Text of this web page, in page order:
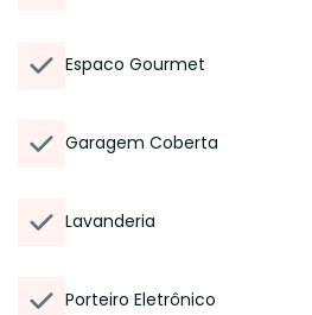
Espaco Gourmet
Garagem Coberta
Lavanderia
Porteiro Eletrônico